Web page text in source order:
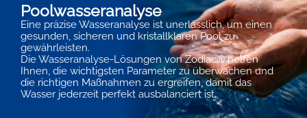
Poolwasseranalyse
Eine präzise Wasseranalyse ist unerlässlich, um einen
gesunden, sicheren und kristallklaren Pool zu
gewährleisten.
Die Wasseranalyse-Lösungen von Zodiac® helfen
Ihnen, die wichtigsten Parameter zu überwachen und
die richtigen Maßnahmen zu ergreifen, damit das
Wasser jederzeit perfekt ausbalanciert ist.